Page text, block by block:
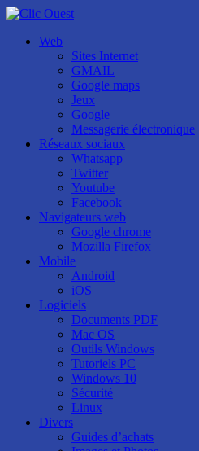
Web
Sites Internet
GMAIL
Google maps
Jeux
Google
Messagerie électronique
Réseaux sociaux
Whatsapp
Twitter
Youtube
Facebook
Navigateurs web
Google chrome
Mozilla Firefox
Mobile
Android
iOS
Logiciels
Documents PDF
Mac OS
Outils Windows
Tutoriels PC
Windows 10
Sécurité
Linux
Divers
Guides d’achats